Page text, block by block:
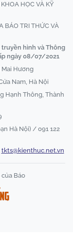
HỌC VÀ KỸ
BÁO TRI THỨC VÀ
truyền hình và Thông
ngày 08/07/2021
Mai Hương
Nam, Hà Nội
Hạnh Thông, Thành
Hà Nội) / 091 122
tkts@kienthuc.net.vn
Báo